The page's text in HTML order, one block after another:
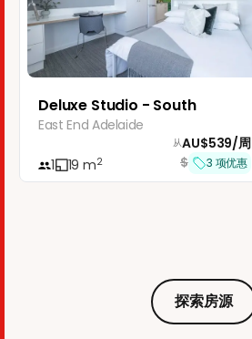
Deluxe Studio - South
East End Adelaide
1 19 m2
从AU$539/周
$
3 项优惠
探索房源